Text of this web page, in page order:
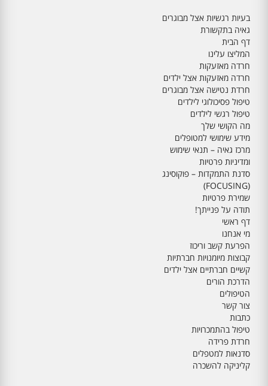
בעיות רגשיות אצל מבוגרים
גאיה בתקשורת
דף הבית
המליצו עלינו
חרדה מאזעקות
חרדה מאזעקות אצל ילדים
חרדת נטישה אצל מבוגרים
טיפול פסיכולוגי לילדים
טיפול רגשי לילדים
מה הקושי שלך
מידע שימושי למטופלים
מרכז גאיה – תנאי שימוש
ומדיניות פרטיות
סדנת התמקדות – פוקוסינג
(FOCUSING)
שמירת פרטיות
תודה על פנייתך!
דף ראשי
מי אנחנו
הפרעת קשב וריכוז
קבוצות מיומנויות חברתיות
קשיים חברתיים אצל ילדים
הדרכת הורים
הטיפולים
צור קשר
כתבות
טיפול בהתמכרויות
חרדת פרידה
סדנאות למטפלים
קליניקה להשכרה